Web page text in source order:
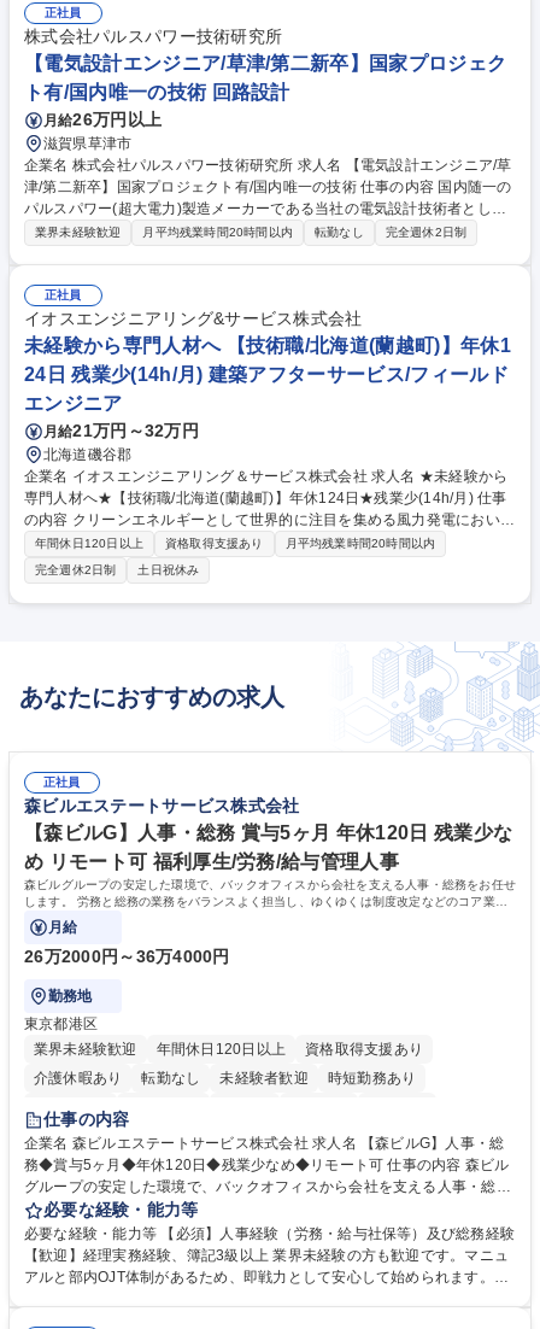
主幹部の大型品(ギアボックス･軸受け等)の交換など、電気や機械に関する
作業■保守･運営業務:毎月の巡視,定期点検,故障対応,補修,交換■建設･撤去:
ブレードの補修･修繕【環境】■2人以上のチームで作業を行います■他事業
所の応援･遠隔地作業のため,出張をお願いする事があります 募集職種 ★未
経験から専門人材へ★【技術職/秋田(男鹿市)】年休124日★残業少(14h/
月)
正社員
株式会社パルスパワー技術研究所
【電気設計エンジニア/草津/第二新卒】国家プロジェク
ト有/国内唯一の技術 回路設計
月給26万円以上
滋賀県草津市
企業名 株式会社パルスパワー技術研究所 求人名 【電気設計エンジニア/草
津/第二新卒】国家プロジェクト有/国内唯一の技術 仕事の内容 国内随一の
パルスパワー(超大電力)製造メーカーである当社の電気設計技術者とし
て、高電圧パルス電源の開発/設計/試験業務などをお任せします。顧客の
コン/FPGAなどのプログラミング業務なども行います。 ■これまで多用さ
れてきた真空管の代わりに、当社では半導体を高電圧のスイッチとして使
用することで「高繰り返し」「長寿命」「高精度」などの特徴を出してお
ります。この特徴により、産業応用への適用が注目され大企業/大学/研究
機関といった先からの引き合いが増加しております。 募集職種 【電気設
計エンジニア/草津/第二新卒】国家プロジェクト有/国内唯一の技術
業界未経験歓迎 月平均残業時間20時間以内 転勤なし 完全週休2日制
正社員
イオスエンジニアリング&サービス株式会社
未経験から専門人材へ 【技術職/北海道(蘭越町)】年休1
24日 残業少(14h/月) 建築アフターサービス/フィールド
エンジニア
月給21万円～32万円
北海道磯谷郡
企業名 イオスエンジニアリング＆サービス株式会社 求人名 ★未経験から
専門人材へ★【技術職/北海道(蘭越町)】年休124日★残業少(14h/月) 仕事
の内容 クリーンエネルギーとして世界的に注目を集める風力発電において
国内のパイオニアである当社にて、風力発電設備の保守・運営業務をお任
せします！(※管理業務のため、建物の改変を伴う実作業・業務は含みま
せん） 【入社後の流れ】入社後は事業所にてOJTを行い、頃合いを見て教
育センターにて研修【詳細】■風力発電所にて、風車内の点検,消耗品･風
る作業■保守･運営業務:毎月の巡視,定期点検,故障対応,補修,交換■建設･撤
去:ブレードの補修･修繕【環境】■2人以上のチームで作業を行います■他
事業所の応援･遠隔地作業のため,出張をお願いする事があります 募集職種
★未経験から専門人材へ★【技術職/北海道(蘭越町)】年休124日★残業少
年間休日120日以上 資格取得支援あり
月平均残業時間20時間以内
完全週休2日制
土日祝休み
あなたにおすすめの求人
正社員
森ビルエステートサービス株式会社
【森ビルG】人事・総務 賞与5ヶ月 年休120日 残業少な
め リモート可 福利厚生/労務/給与管理人事
森ビルグループの安定した環境で、バックオフィスから会社を支える人事・総務をお任せ
します。 労務と総務の業務をバランスよく担当し、ゆくゆくは制度改定などのコア業務
にも挑戦できる、やりがいある環境です。
月給
26万2000円～36万4000円
勤務地
東京都港区
業界未経験歓迎
年間休日120日以上
資格取得支援あり
介護休暇あり
転勤なし 未経験者歓迎
時短勤務あり
経験者歓迎
完全週休2日制
交通費支給 長期歓迎 駅近5分以内 土日祝休み
仕事の内容
企業名 森ビルエステートサービス株式会社 求人名 【森ビルG】人事・総
務◆賞与5ヶ月◆年休120日◆残業少なめ◆リモート可 仕事の内容 森ビル
グループの安定した環境で、バックオフィスから会社を支える人事・総務
をお任せします。 労務と総務の業務をバランスよく担当し、ゆくゆくは制
度改定などのコア業務にも挑戦できる、やりがいある環境です。 ■勤怠管
理、給与計算、社会保険手続き、年末調整等の労務管理全般 ■入退社手続
き、社内規定の改定や人事制度改定などのコア業務 ■社内イベントの企画
必要な経験・能力等
必要な経験・能力等 【必須】人事経験（労務・給与社保等）及び総務経験
【歓迎】経理実務経験、簿記3級以上 業界未経験の方も歓迎です。マニュ
アルと部内OJT体制があるため、即戦力として安心して始められます。